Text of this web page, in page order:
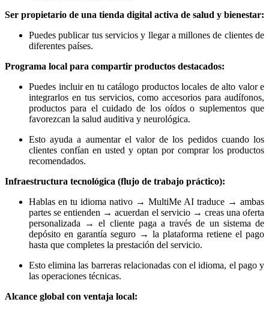
Ser propietario de una tienda digital activa de salud y bienestar:
Puedes publicar tus servicios y llegar a millones de clientes de
diferentes países.
Programa local para compartir productos destacados:
Puedes incluir en tu catálogo productos locales de alto valor e
integrarlos en tus servicios, como accesorios para audífonos,
productos para el cuidado de los oídos o suplementos que
favorezcan la salud auditiva y neurológica.
Esto ayuda a aumentar el valor de los pedidos cuando los
clientes confían en usted y optan por comprar los productos
recomendados.
Infraestructura tecnológica (flujo de trabajo práctico):
Hablas en tu idioma nativo → MultiMe AI traduce → ambas
partes se entienden → acuerdan el servicio → creas una oferta
personalizada → el cliente paga a través de un sistema de
depósito en garantía seguro → la plataforma retiene el pago
hasta que completes la prestación del servicio.
Esto elimina las barreras relacionadas con el idioma, el pago y
las operaciones técnicas.
Alcance global con ventaja local: